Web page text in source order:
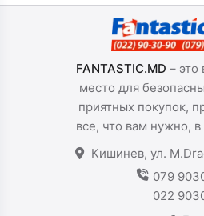
FANTASTIC.MD – это
место для
приятных покупок,
все, что вам нужно,
Кишинев, ул.
079
022